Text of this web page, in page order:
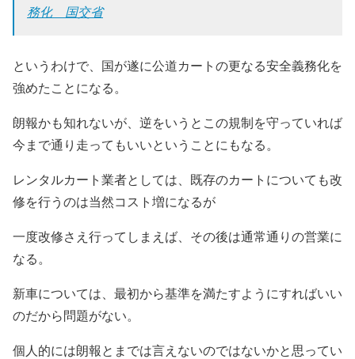
務化 国交省
というわけで、国が遂に公道カートの更なる安全義務化を
強めたことになる。
朗報かも知れないが、逆をいうとこの規制を守っていれば
今まで通り走ってもいいということにもなる。
レンタルカート業者としては、既存のカートについても改
修を行うのは当然コスト増になるが
一度改修さえ行ってしまえば、その後は通常通りの営業に
なる。
新車については、最初から基準を満たすようにすればいい
のだから問題がない。
個人的には朗報とまでは言えないのではないかと思ってい